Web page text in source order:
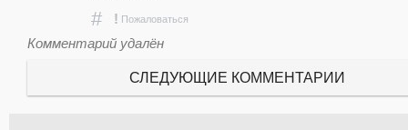
# ! Пожаловаться
Комментарий удалён
СЛЕДУЮЩИЕ КОММЕНТАРИИ